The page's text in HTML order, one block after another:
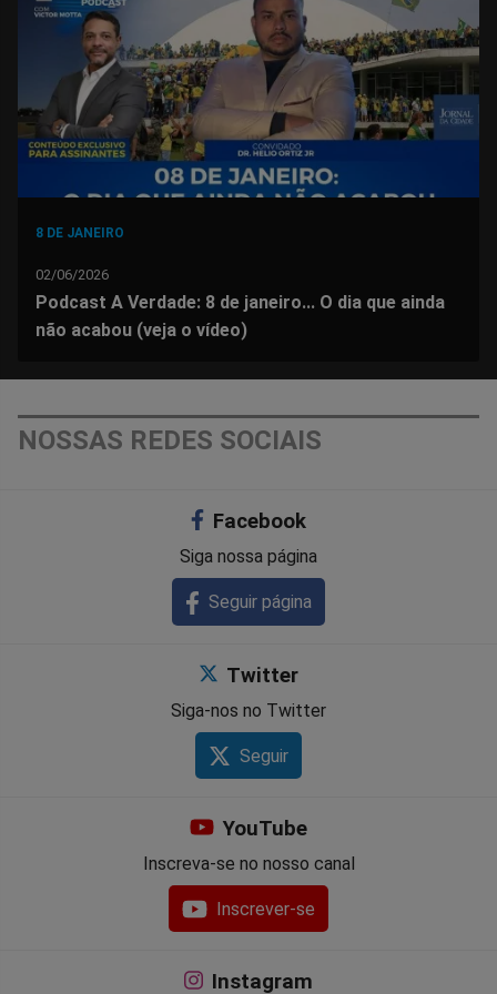
FacebookWhatsappTwitterMessengerTelegramGettr
8 DE JANEIRO
02/06/2026
Podcast A Verdade: 8 de janeiro... O dia que ainda
não acabou (veja o vídeo)
NOSSAS REDES SOCIAIS
Facebook
Siga nossa página
Seguir página
Twitter
Siga-nos no Twitter
Seguir
YouTube
Inscreva-se no nosso canal
Inscrever-se
Instagram